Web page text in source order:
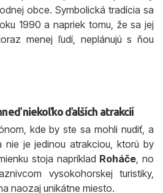
obce. Symbolická tradícia sa
1990 a napriek tomu, že sa jej
menej ľudí, neplánujú s ňou
niekoľko ďalších atrakcií
kde by ste sa mohli nudiť, a
nie je jedinou atrakciou, ktorú by
stoja napríklad Roháče, no
vysokohorskej turistiky,
naozaj unikátne miesto.